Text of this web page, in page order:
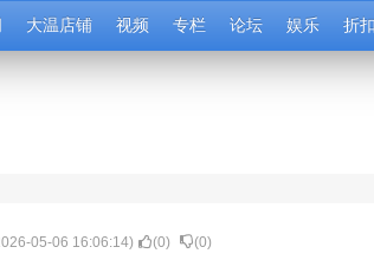
大温店铺 视频 专栏 论坛 娱乐 折扣
05-06 16:06:14) (0) (0)